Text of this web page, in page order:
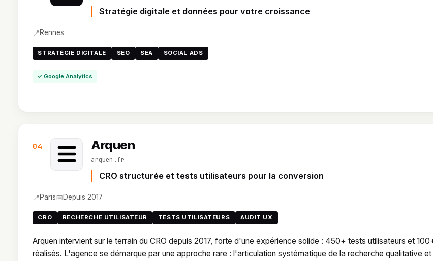
Stratégie digitale et données pour votre croissance
📍Rennes
STRATÉGIE DIGITALE SEO SEA SOCIAL ADS
✓ Google Analytics
04 Arquen
arquen.fr
CRO structurée et tests utilisateurs pour la conversion
📍Paris📅Depuis 2017
CRO RECHERCHE UTILISATEUR TESTS UTILISATEURS AUDIT UX
Arquen intervient sur le terrain du CRO depuis 2017, forte d'une expérience solide : 450+ tests utilisateurs et
réalisés. L'agence se démarque par une approche rare : l'articulation systématique de la recherche qualitative et